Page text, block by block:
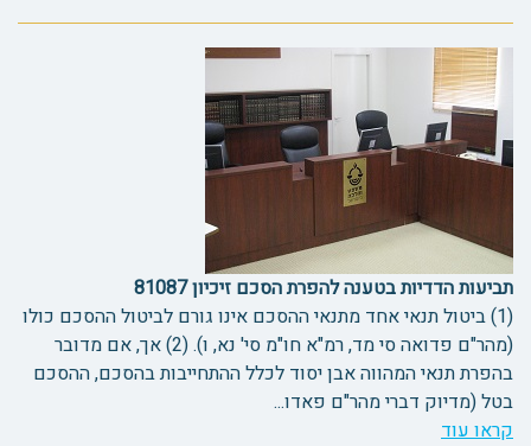
תביעות הדדיות בטענה להפרת הסכם זיכיון 81087
(1) ביטול תנאי אחד מתנאי ההסכם אינו גורם לביטול ההסכם כולו
(מהר"ם פדואה סי מד, רמ"א חו"מ סי' נא, ו). (2) אך, אם מדובר
בהפרת תנאי המהווה אבן יסוד לכלל ההתחייבות בהסכם, ההסכם
בטל (מדיוק דברי מהר"ם פאדו...
קראו עוד